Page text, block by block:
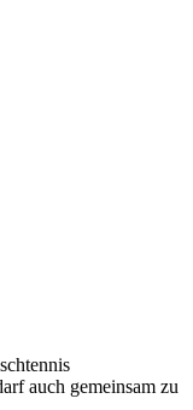
auch gemeinsam zu